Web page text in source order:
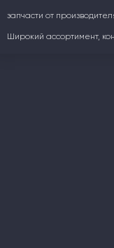
запчасти от
Широкий ассортимент,